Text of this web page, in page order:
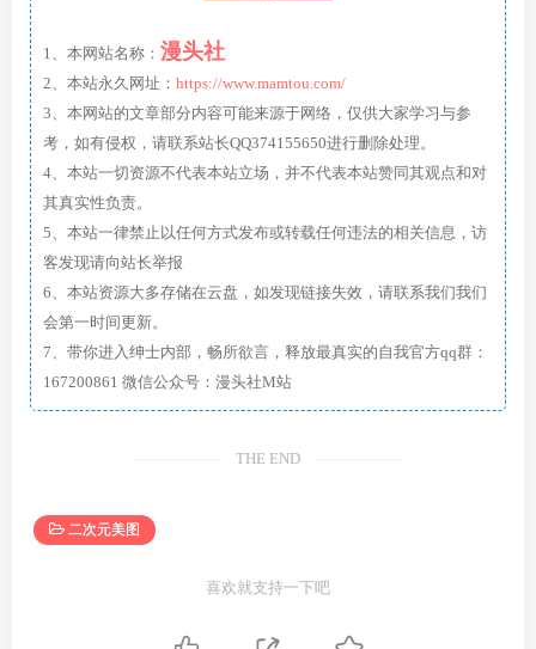
1、本网站名称： 漫头社
2、本站永久网址： https://www.mamtou.com/
3、本网站的文章部分内容可能来源于网络，仅供大家学习与参
考，如有侵权，请联系站长QQ374155650进行删除处理。
4、本站一切资源不代表本站立场，并不代表本站赞同其观点和对
其真实性负责。
5、本站一律禁止以任何方式发布或转载任何违法的相关信息，访
客发现请向站长举报
6、本站资源大多存储在云盘，如发现链接失效，请联系我们我们
会第一时间更新。
7、带你进入绅士内部，畅所欲言，释放最真实的自我官方qq群：
167200861 微信公众号：漫头社M站
THE END
二次元美图
喜欢就支持一下吧